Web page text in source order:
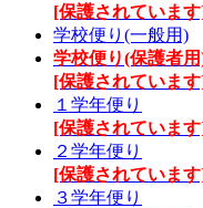
[保護されていま
学校便り(一般用)
学校便り(保護者
[保護されていま
１学年便り
[保護されていま
２学年便り
[保護されていま
３学年便り